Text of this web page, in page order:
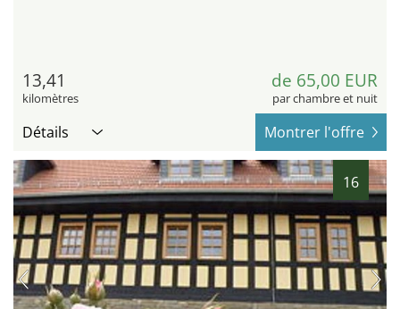
13,41
kilomètres
de 65,00 EUR
par chambre et nuit
Détails Montrer l'offre
16